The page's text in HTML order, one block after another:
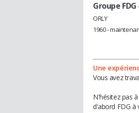
Groupe FDG
ORLY
1960 -
Une
Vous avez
N'hésitez pas
d'abord FDG à